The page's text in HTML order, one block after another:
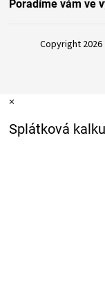
Poradíme vám ve
Copyright 2026
×
Splátková